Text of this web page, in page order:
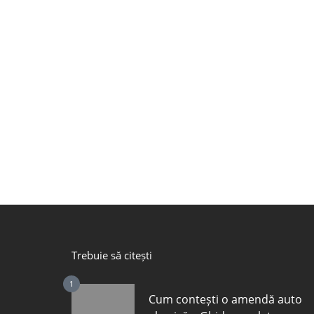
Trebuie să citești
1
Cum contești o amendă auto